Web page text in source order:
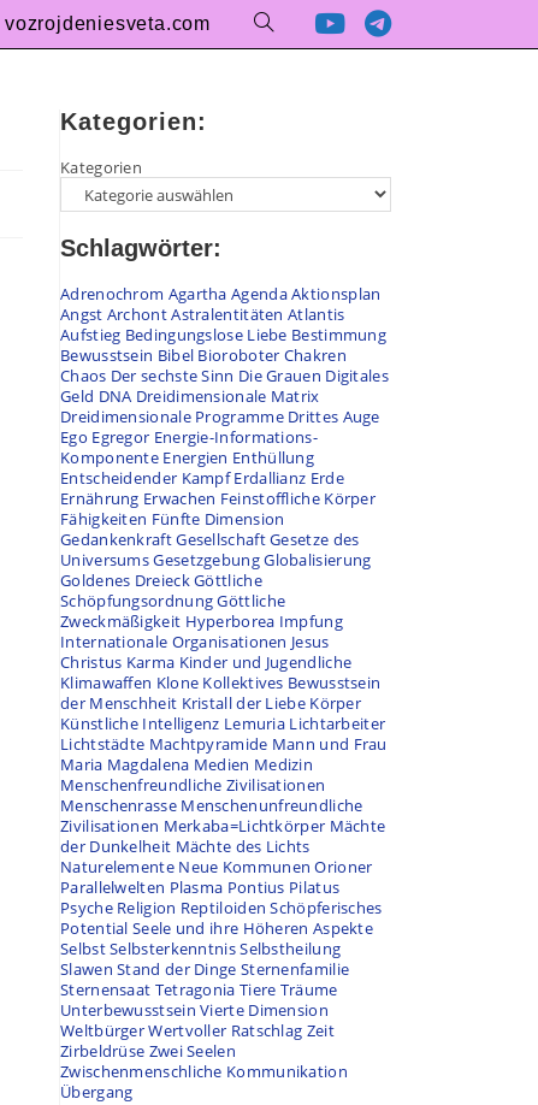
vozrojdeniesveta.com
Kategorien:
Kategorien
Schlagwörter:
Adrenochrom Agartha AgendaAktionsplan
Angst ArchontAstralentitäten Atlantis
Aufstieg Bedingungslose Liebe Bestimmung
Bewusstsein Bibel Bioroboter Chakren
Chaos Der sechste Sinn Die Grauen Digitales
Geld DNA Dreidimensionale Matrix
Dreidimensionale Programme Drittes Auge
Ego Egregor Energie-Informations-
Komponente Energien Enthüllung
Entscheidender Kampf Erdallianz Erde
Ernährung Erwachen Feinstoffliche Körper
Fähigkeiten Fünfte Dimension
GedankenkraftGesellschaftGesetze des
UniversumsGesetzgebungGlobalisierung
Goldenes DreieckGöttliche
SchöpfungsordnungGöttliche
Zweckmäßigkeit Hyperborea Impfung
Internationale Organisationen Jesus
Christus Karma Kinder und Jugendliche
Klimawaffen Klone Kollektives Bewusstsein
der Menschheit Kristall der Liebe Körper
Künstliche Intelligenz Lemuria Lichtarbeiter
Lichtstädte Machtpyramide Mann und Frau
Maria Magdalena Medien Medizin
Menschenfreundliche Zivilisationen
Menschenrasse Menschenunfreundliche
Zivilisationen Merkaba=Lichtkörper Mächte
der Dunkelheit Mächte des Lichts
Naturelemente Neue Kommunen Orioner
Parallelwelten Plasma Pontius Pilatus
Psyche Religion Reptiloiden Schöpferisches
Potential Seele und ihre Höheren Aspekte
SelbstSelbsterkenntnisSelbstheilung
Slawen Stand der Dinge Sternenfamilie
Sternensaat Tetragonia Tiere Träume
Unterbewusstsein Vierte Dimension
WeltbürgerWertvoller Ratschlag Zeit
Zirbeldrüse Zwei Seelen
Zwischenmenschliche Kommunikation
Übergang